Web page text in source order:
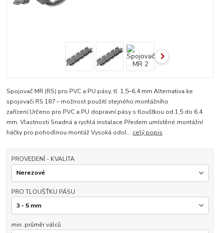
Spojovač MR (RS) pro PVC a PU pásy, tl. 1,5–6,4 mm Alternativa ke
spojovači RS 187 – možnost použití stejného montážního
zařízení.Určeno pro PVC a PU dopravní pásy s tloušťkou od 1,5 do 6,4
mm. Vlastnosti Snadná a rychlá instalace Předem umístěné montážní
háčky pro pohodlnou montáž Vysoká odol... celý popis
PROVEDENÍ - KVALITA
PRO TLOUŠŤKU PÁSU
min. průměr válců